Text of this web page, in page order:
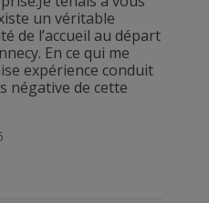
un véritable
de l’accueil au départ
En ce qui me
expérience conduit
négative de cette